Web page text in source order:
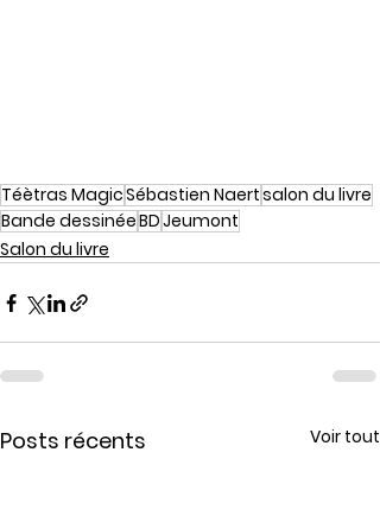
Téètras MagicSébastien Naertsalon du livre
Bande dessinéeBDJeumont
Salon du livre
Posts récents Voir tout